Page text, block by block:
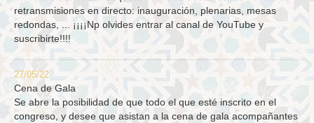
retransmisiones en directo: inauguración, plenarias, mesas
redondas, ... ¡¡¡¡Np olvides entrar al canal de YouTube y
suscribirte!!!!
27/05/22
Cena de Gala
Se abre la posibilidad de que todo el que esté inscrito en el
congreso, y desee que asistan a la cena de gala acompañantes